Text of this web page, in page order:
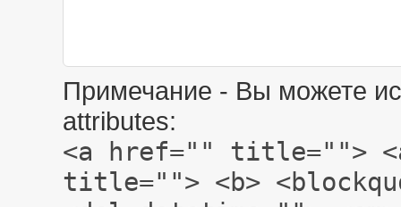
Примечание - Вы можете
attributes:
<a href="" title="">
title=""> <b>